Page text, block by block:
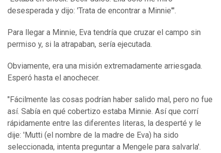
desesperada y dijo: 'Trata de encontrar a Minnie'".
Para llegar a Minnie, Eva tendría que cruzar el campo sin
permiso y, si la atrapaban, sería ejecutada.
Obviamente, era una misión extremadamente arriesgada.
Esperó hasta el anochecer.
"Fácilmente las cosas podrían haber salido mal, pero no fue
así. Sabía en qué cobertizo estaba Minnie. Así que corrí
rápidamente entre las diferentes literas, la desperté y le
dije: 'Mutti (el nombre de la madre de Eva) ha sido
seleccionada, intenta preguntar a Mengele para salvarla'.